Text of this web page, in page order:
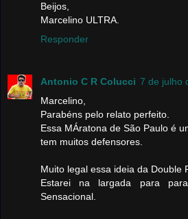
Beijos,
Marcelino ULTRA.
Responder
Antonio C R Colucci 7 de julho
Marcelino,
Parabéns pelo relato perfeito.
Essa MÁratona de São Paulo é
tem muitos defensores.
Muito legal essa ideia da Double
Estarei na largada para
Sensacional.